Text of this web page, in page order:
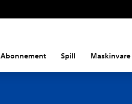
Abonnement Spill